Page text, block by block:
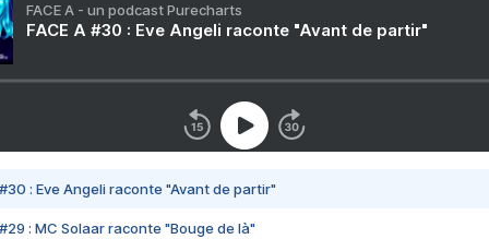
FACE A - un podcast Purecharts
FACE A #30 : Eve Angeli raconte "Avant de partir"
#30 : Eve Angeli raconte "Avant de partir"
#29 : MC Solaar raconte "Bouge de là"